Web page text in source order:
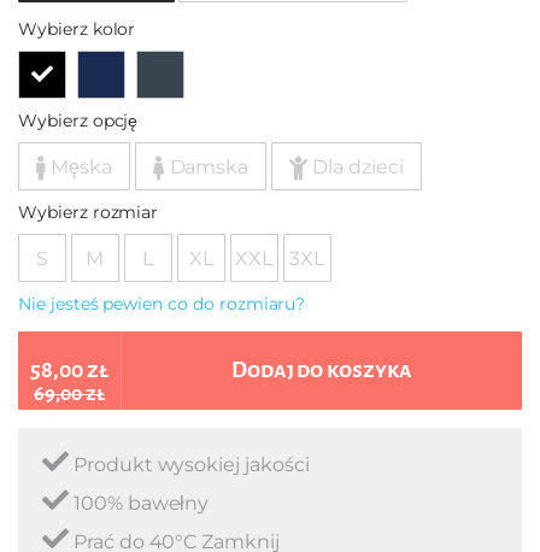
Wybierz kolor
Wybierz opcję
Męska Damska Dla dzieci
Wybierz rozmiar
S M L XL XXL 3XL
Nie jesteś pewien co do rozmiaru?
58,00 zł
69,00 zł
Dodaj do koszyka
Produkt wysokiej jakości
100% bawełny
Prać do 40°C Zamknij